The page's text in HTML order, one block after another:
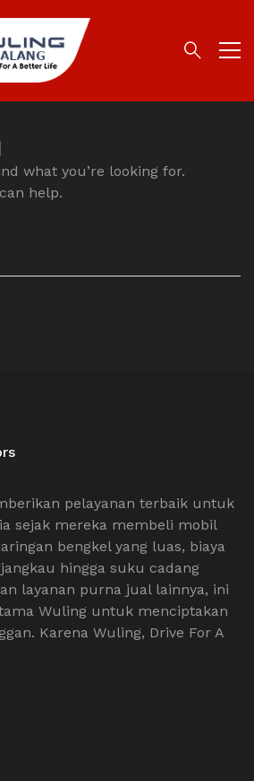
what you’re looking for.
help.
pelayanan terbaik untuk
sejak mereka membeli mobil
bengkel yang luas, biaya
hingga suku cadang
layanan purna jual lainnya, ini
Wuling untuk menciptakan
Karena Wuling, Drive For A